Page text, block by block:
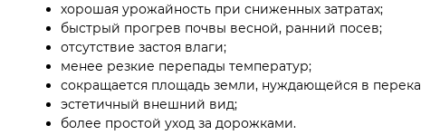
хорошая урожайность при сниженных затратах;
быстрый прогрев почвы весной, ранний посев;
отсутствие застоя влаги;
менее резкие перепады температур;
сокращается площадь земли, нуждающейся в
эстетичный внешний вид;
более простой уход за дорожками.